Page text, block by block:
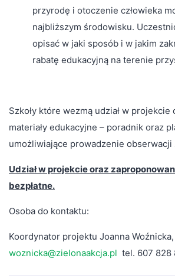
przyrodę i otoczenie człowieka
najbliższym środowisku.
opisać w jaki sposób i w jakim
rabatę edukacyjną na terenie
Szkoły które wezmą udział w
materiały edukacyjne – poradnik oraz
umożliwiające prowadzenie obserwacji
Udział w projekcie oraz
bezpłatne.
Osoba do kontaktu:
Koordynator projektu Joanna
woznicka@zielonaakcja.pl tel. 607 828